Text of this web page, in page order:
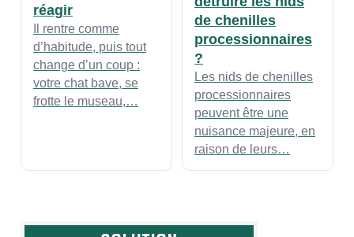
réagir
Il rentre comme
d’habitude, puis tout
change d’un coup :
votre chat bave, se
frotte le museau,…
de chenilles
processionnaires
?
Les nids de chenilles
processionnaires
peuvent être une
nuisance majeure, en
raison de leurs…